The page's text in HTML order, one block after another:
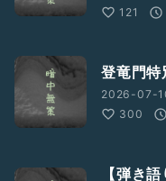
121
登竜門
2026-07-
300
【弾き